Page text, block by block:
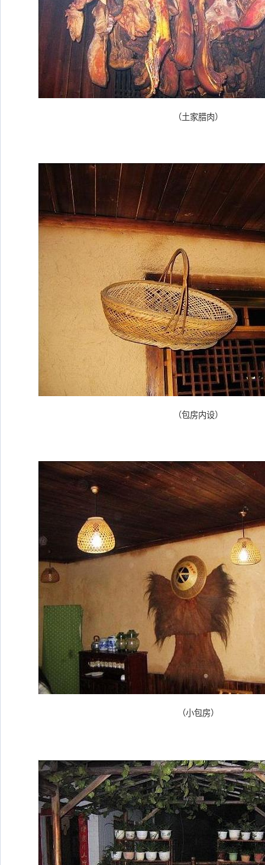
（土家腊肉）
（包房内设）
（小包房）